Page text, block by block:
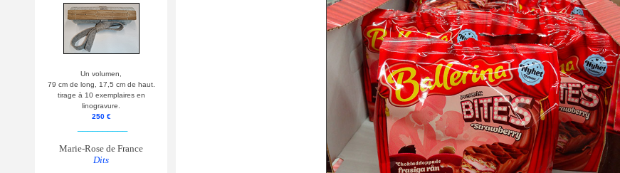
Un volumen,
79 cm de long, 17,5 cm de haut.
tirage à 10 exemplaires en
linogravure.
250 €
Marie-Rose de France
Dits